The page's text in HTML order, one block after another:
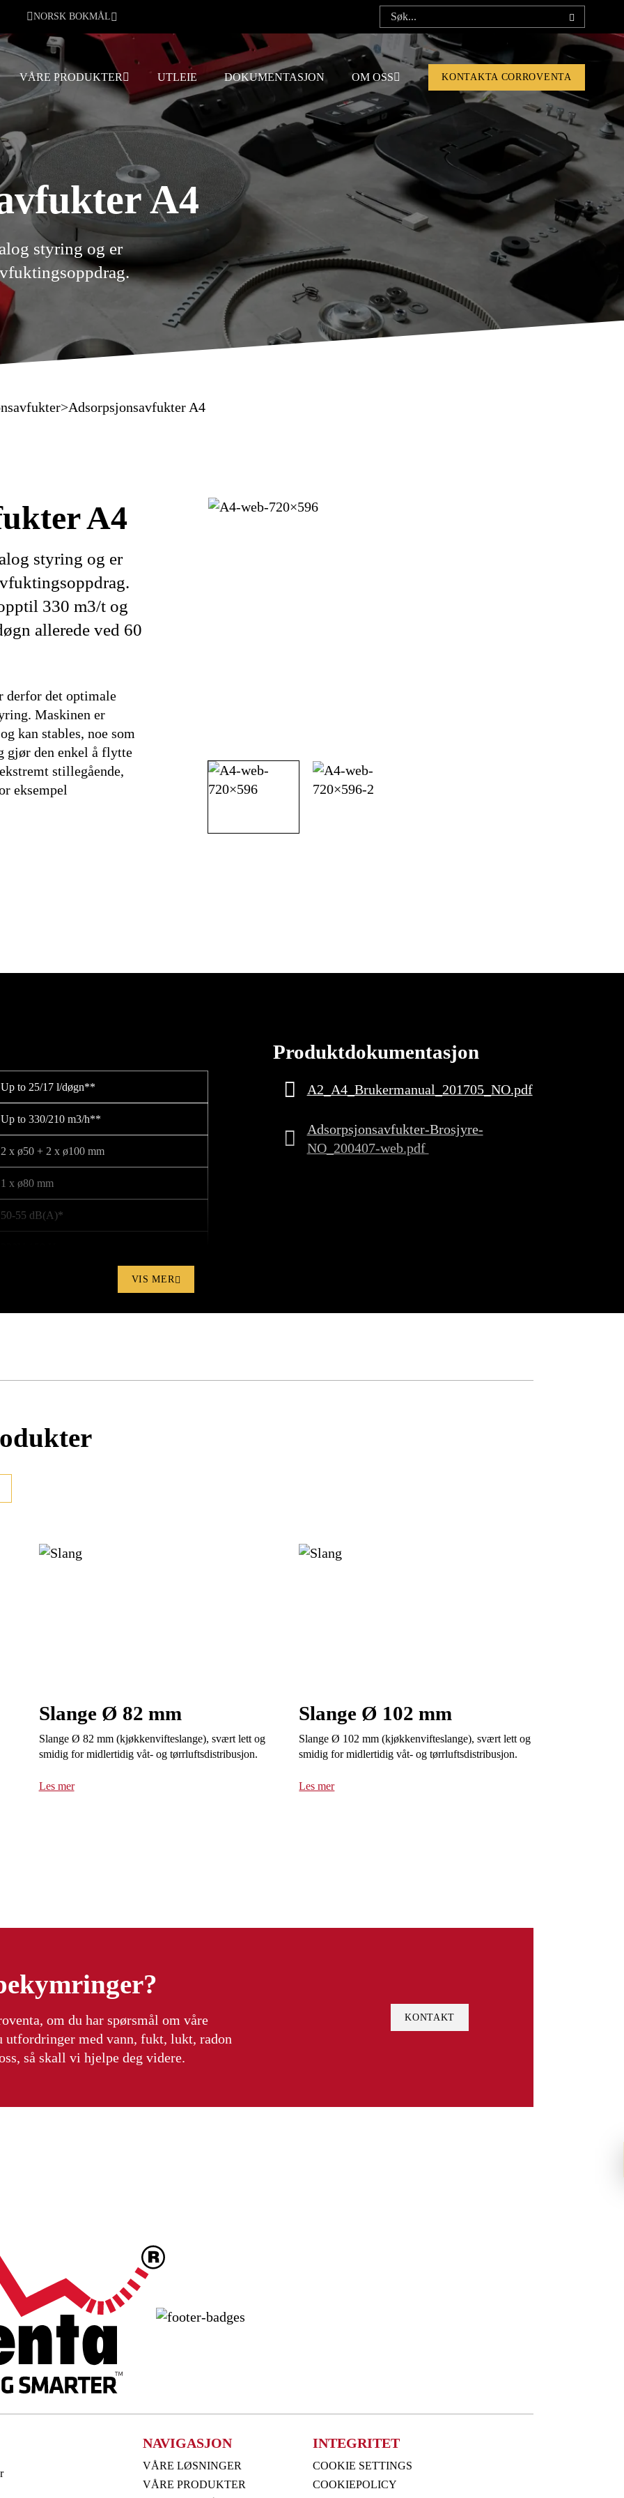
NORSK BOKMÅL
VÅRE PRODUKTER UTLEIE DOKUMENTASJON OM OSS KONTAKTA CORROVENTA
A4
styring og er
>Adsorpsjonsavfukter A4
A4
styring og er
330 m3/t og
allerede ved 60
derfor det optimale
Maskinen er
kan stables, noe som
gjør den enkel å flytte
stillegående,
eksempel
Up to 25/17 l/døgn**
Up to 330/210 m3/h**
2 x ø50 + 2 x ø100 mm
1 x ø80 mm
50-55 dB(A)*
1 100/1 500 W**
Produktdokumentasjon
A2_A4_Brukermanual_201705_NO.pdf
Adsorpsjonsavfukter-Brosjyre-
NO_200407-web.pdf
VIS MER
Slange Ø 82 mm
Slange Ø 82 mm (kjøkkenvifteslange), svært lett og
smidig for midlertidig våt- og tørrluftsdistribusjon.
Les mer
Slange Ø 102 mm
Slange Ø 102 mm (kjøkkenvifteslange), svært lett og
smidig for midlertidig våt- og tørrluftsdistribusjon.
Les mer
om du har spørsmål om våre
utfordringer med vann, fukt, lukt, radon
så skall vi hjelpe deg videre.
KONTAKT
NAVIGASJON
VÅRE LØSNINGER
VÅRE PRODUKTER
INTEGRITET
COOKIE SETTINGS
COOKIEPOLICY